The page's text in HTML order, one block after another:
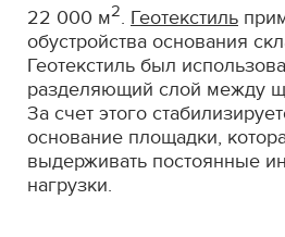
22 000 м2. Геотекстиль
обустройства основания
Геотекстиль был
разделяющий слой между
За счет этого
основание площадки,
выдерживать постоянные
нагрузки.